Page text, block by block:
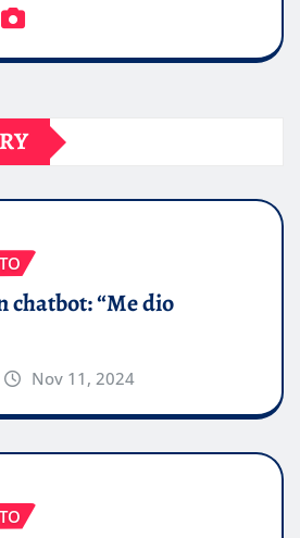
chatbot: “Me dio
Nov 11, 2024